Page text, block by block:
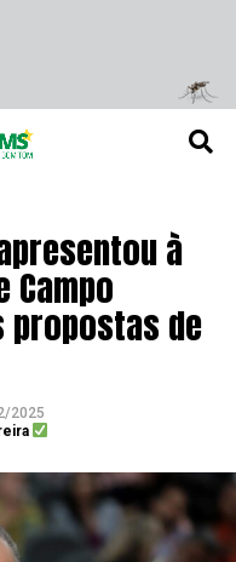
à
Campo
propostas de
2025